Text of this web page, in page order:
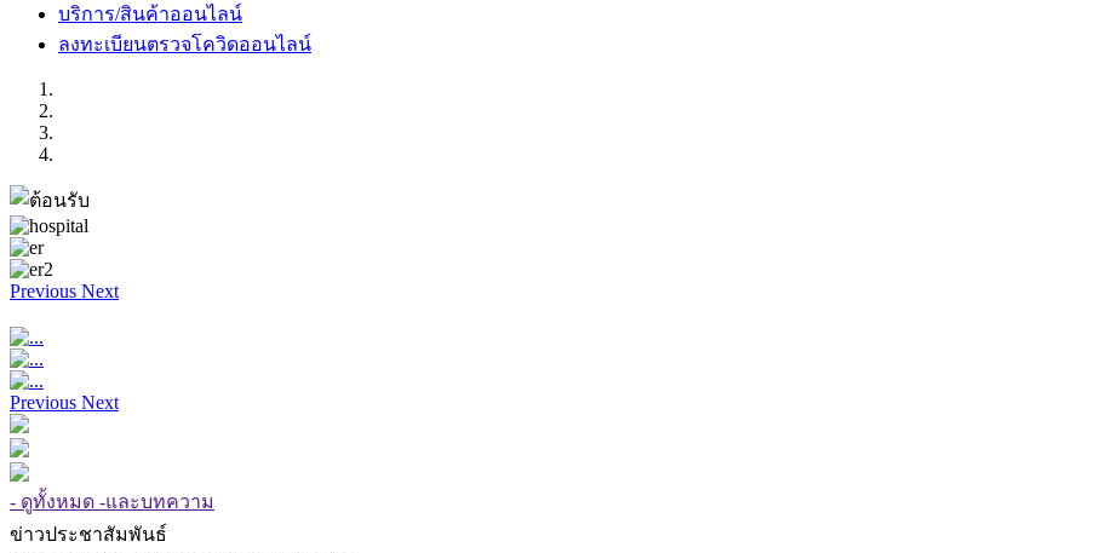
บริการ/สินค้าออนไลน์
ลงทะเบียนตรวจโควิดออนไลน์
Previous Next
Previous Next
- ดูทั้งหมด -และบทความ
ข่าวประชาสัมพันธ์